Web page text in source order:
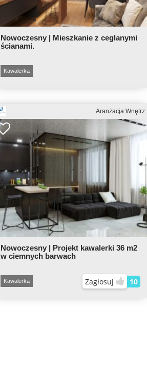
Nowoczesny | Mieszkanie z ceglanymi
ścianami.
Kawalerka
Aranżacja Wnętrz
Nowoczesny | Projekt kawalerki 36 m2
w ciemnych barwach
Kawalerka Zagłosuj 10